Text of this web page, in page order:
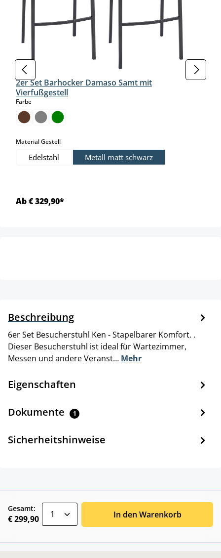
2er Set Barhocker Damaso Samt mit
Vierfußgestell
Farbeauswählen
Material Gestellauswählen
Edelstahl Metall matt schwarz
Ab € 329,90*
Beschreibung
6er Set Besucherstuhl Ken - Stapelbarer Komfort. .
Dieser Besucherstuhl ist ideal für Wartezimmer,
Messen und andere Veranst… Mehr
Eigenschaften
Dokumente 1
Sicherheitshinweise
Gesamt:
€ 299,90 In den Warenkorb